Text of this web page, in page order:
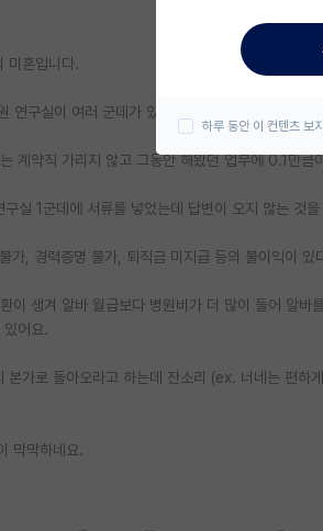
미혼입니다.
연구실이 여러 군데가 있는데 다시 한 번 지원해볼까
계약직 가리지 않고 그동안 해왔던 업무에 0.1만
실 1군데에 서류를 넣었는데 답변이 오지 않는 것
가, 경력증명 불가, 퇴직금 미지급 등의 불이익이 있
이 생겨 알바 월급보다 병원비가 더 많이 들어 알
있어요.
본가로 돌아오라고 하는데 잔소리 (ex. 너네는 편하
막막하네요.
하루 동안 이 컨텐츠 보